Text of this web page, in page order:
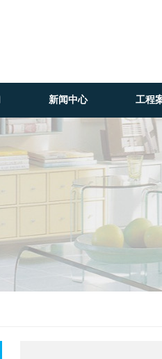
新闻中心 工程